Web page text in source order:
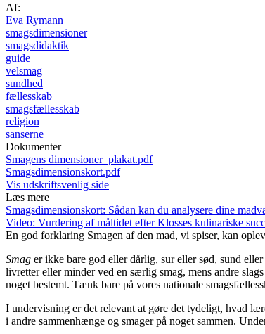
Af:
Eva Rymann
smagsdimensioner
smagsdidaktik
guide
velsmag
sundhed
fællesskab
smagsfællesskab
religion
sanserne
Dokumenter
Smagens dimensioner_plakat.pdf
Smagsdimensionskort.pdf
Vis udskriftsvenlig side
Læs mere
Smagsdimensionskort: Sådan kan du analysere dine
Video: Vurdering af måltidet efter Klosses kulinariske
En god forklaring Smagen af den mad, vi spiser, kan
Smag er ikke bare god eller dårlig, sur eller sød, sund
livretter eller minder ved en særlig smag, mens andre
noget bestemt. Tænk bare på vores nationale
I undervisning er det relevant at gøre det tydeligt, hvad
i andre sammenhænge og smager på noget sammen.